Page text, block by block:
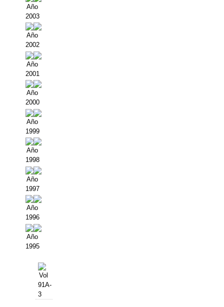
Año
2003
Año
2002
Año
2001
Año
2000
Año
1999
Año
1998
Año
1997
Año
1996
Año
1995
Vol
91A-
3